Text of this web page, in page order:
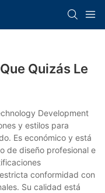
Quizás Le
Development
y estilos para
Es económico y está
de diseño profesional e
conformidad con
Su calidad está